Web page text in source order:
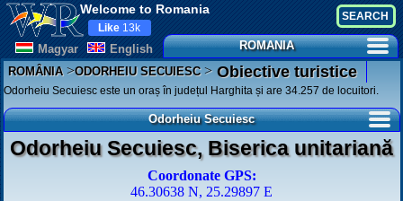
Welcome to Romania
Magyar English
Like 13k
ROMANIA
ROMÂNIA>ODORHEIU SECUIESC>Obiective turistice
Odorheiu Secuiesc este un oraș în județul Harghita și are 34.257 de locuitori.
Odorheiu Secuiesc
Odorheiu Secuiesc, Biserica unitariană
Coordonate GPS:
46.30638 N, 25.29897 E